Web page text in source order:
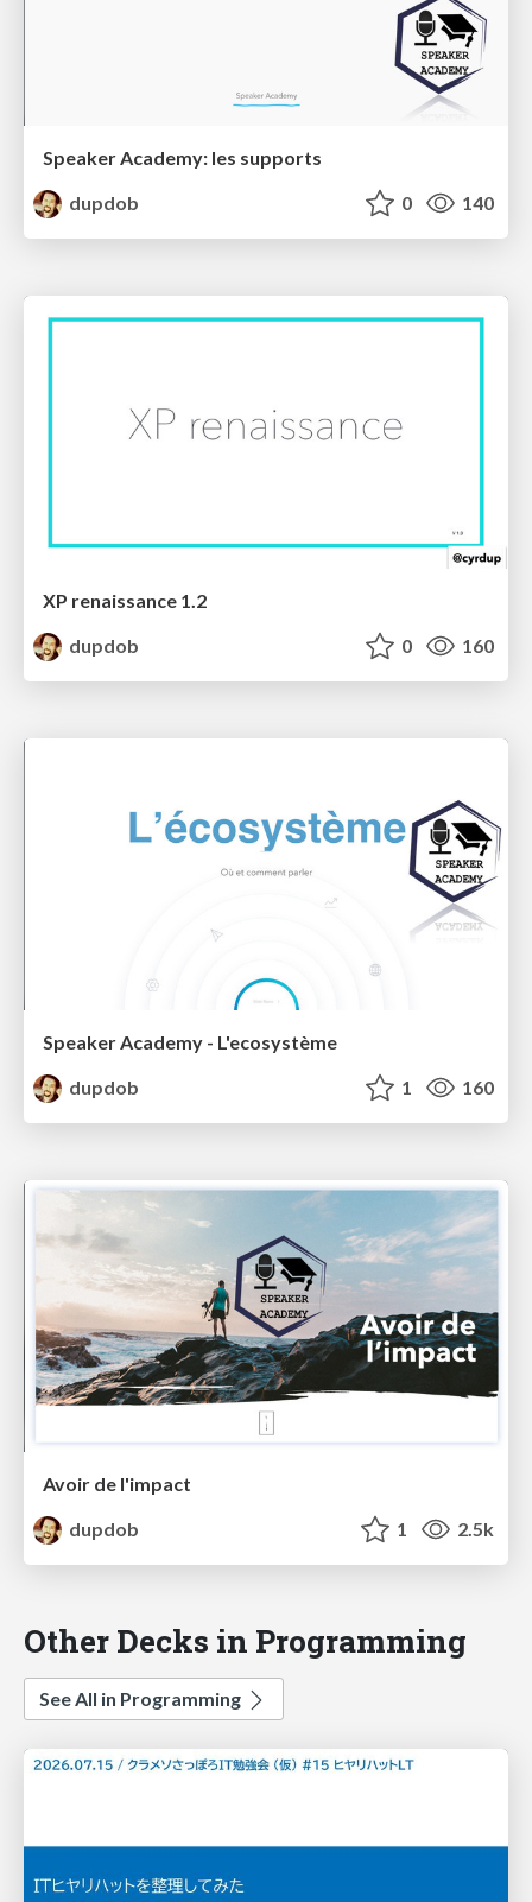
Speaker Academy: les supports
dupdob
0 140
XP renaissance 1.2
dupdob
0 160
Speaker Academy - L'ecosystème
dupdob
1 160
Avoir de l'impact
dupdob
1 2.5k
Other Decks in Programming
See All in Programming